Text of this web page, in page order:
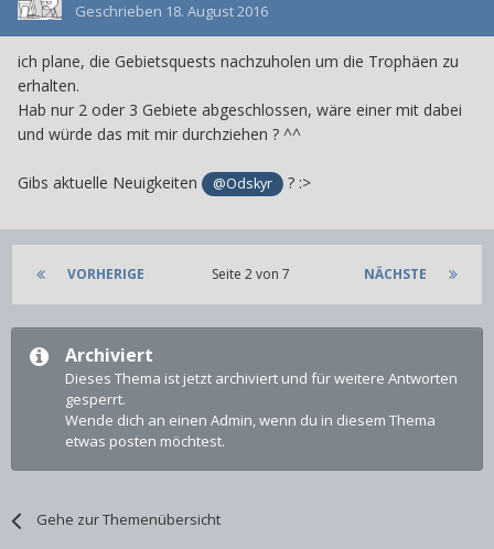
Geschrieben 18. August 2016
ich plane, die Gebietsquests nachzuholen um die Trophäen zu
erhalten.
Hab nur 2 oder 3 Gebiete abgeschlossen, wäre einer mit dabei
und würde das mit mir durchziehen ? ^^
Gibs aktuelle Neuigkeiten @Odskyr ? :>
VORHERIGE NÄCHSTE
Seite 2 von 7
Archiviert
Dieses Thema ist jetzt archiviert und für weitere Antworten
gesperrt.
Wende dich an einen Admin, wenn du in diesem Thema
etwas posten möchtest.
Gehe zur Themenübersicht